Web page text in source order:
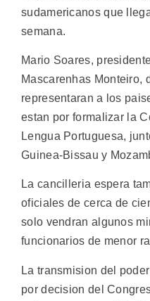
sudamericanos que
semana.
Mario Soares,
Mascarenhas Monteiro,
representaran a los
estan por formalizar la
Lengua Portuguesa,
Guinea-Bissau y
La cancilleria espera
oficiales de cerca de
solo vendran algunos
funcionarios de menor
La transmision del
por decision del